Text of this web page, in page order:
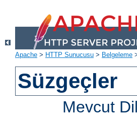
Apache > HTTP Sunucusu > Belgeleme
Süzgeçler
Mevcut